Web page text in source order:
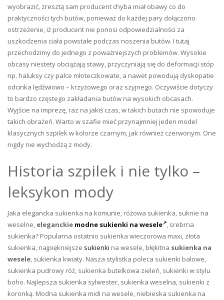
wyobrazić, zresztą sam producent chyba miał obawy co do
praktyczności tych butów, ponieważ do każdej pary dołączono
ostrzeżenie, iż producent nie ponosi odpowiedzialności za
uszkodzenia ciała powstałe podczas noszenia butów. I tutaj
przechodzimy do jednego z poważniejszych problemów. Wysokie
obcasy niestety obciążają stawy, przyczyniają się do deformacji stóp
np. haluksy czy palce młoteczkowate, a nawet powodują dyskopatie
odcinka lędźwiowo – krzyżowego oraz szyjnego. Oczywiście dotyczy
to bardzo częstego zakładania butów na wysokich obcasach.
Wyjście na imprezę, raz na jakiś czas, w takich butach nie spowoduje
takich obrażeń. Warto w szafie mieć przynajmniej jeden model
klasycznych szpilek w kolorze czarnym, jak również czerwonym. One
nigdy nie wychodzą z mody.
Historia szpilek i nie tylko –
leksykon mody
Jaka elegancka sukienka na komunie, różowa sukienka, suknie na
weselne, eleganckie modne sukienki na wesele , srebrna
sukienka? Popularna ostatnio sukienka wieczorowa maxi, złota
sukienka, najpiękniejsze sukienki na wesele, błękitna sukienka na
wesele, sukienka kwiaty. Nasza stylistka poleca sukienki balowe,
sukienka pudrowy róż, sukienka butelkowa zieleń, sukienki w stylu
boho. Najlepsza sukienka sylwester, sukienka weselna, sukienki z
koronką. Modna sukienka midi na wesele, niebieska sukienka na